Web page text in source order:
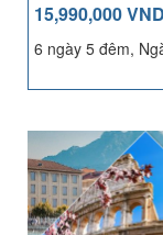
15,990,000 VND
6 ngày 5 đêm,